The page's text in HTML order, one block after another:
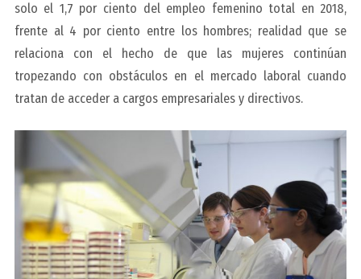
solo el 1,7 por ciento del empleo femenino total en 2018,
frente al 4 por ciento entre los hombres; realidad que se
relaciona con el hecho de que las mujeres continúan
tropezando con obstáculos en el mercado laboral cuando
tratan de acceder a cargos empresariales y directivos.